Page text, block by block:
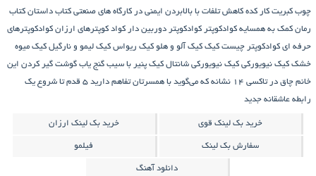
چوب کبریت کار کده کاهش تلفات با بالابردن ایمنی در کارگاه های صنعتی کتاب داستان کتاب
رمان کمک به همسایه کوادکوپتر کوادکوپتر دوربین دار کواد کوپترهای ارزان کوادکوپترهای
حرفه ای کوادکوپتر چیست کیک کیک آلو و هلو کیک ریواس کیک لیمو و نارگیل کیک میوه
خشک کیک نیویورکی کیک نیویورکی شانتال کیک پنیر با سیب گنج‌ یاب گوشت گیر کردن این
خانم چاق در تاکسی ۱۴ نشانه که می‌گوید با همسرتان تفاهم دارید
۵ قدم تا شروع یک
رابطه عاشقانه جدید
خرید بک لینک قوی خرید بک لینک ارزان
سفارش بک لینک فیلمو
دانلود آهنگ